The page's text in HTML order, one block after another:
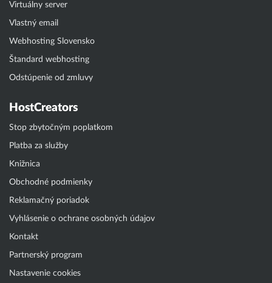
Virtuálny server
Vlastný email
Webhosting Slovensko
Štandard webhosting
Odstúpenie od zmluvy
HostCreators
Stop zbytočným poplatkom
Platba za služby
Knižnica
Obchodné podmienky
Reklamačný poriadok
Vyhlásenie o ochrane osobných údajov
Kontakt
Partnerský program
Nastavenie cookies